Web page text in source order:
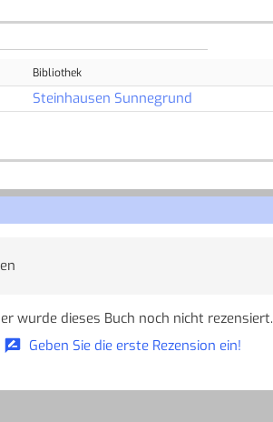
Bibliothek
Steinhausen Sunnegrund
wurde dieses Buch noch nicht rezensiert.
Geben Sie die erste Rezension ein!